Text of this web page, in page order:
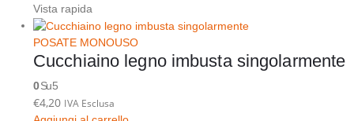
Vista rapida
POSATE MONOUSO
Cucchiaino legno imbusta singolarmente
0Su 5
€4,20 IVA Esclusa